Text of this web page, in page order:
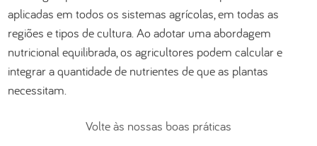
aplicadas em todos os sistemas agrícolas, em todas as
regiões e tipos de cultura. Ao adotar uma abordagem
nutricional equilibrada, os agricultores podem calcular e
integrar a quantidade de nutrientes de que as plantas
necessitam.
Volte às nossas boas práticas